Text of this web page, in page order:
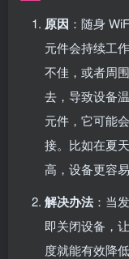
原因 ：随身
元件会持续工
不佳，或者周
去，导致设备
元件，它可能
接。比如在夏
高，设备更容
解决办法：当
即关闭设备，
度就能有效降